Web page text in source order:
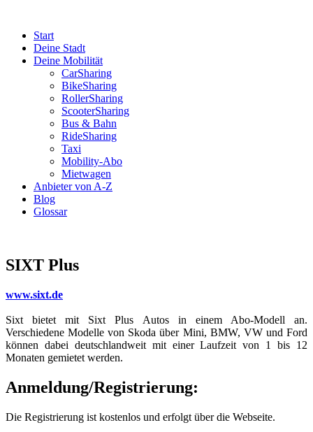
Start
Deine Stadt
Deine Mobilität
CarSharing
BikeSharing
RollerSharing
ScooterSharing
Bus & Bahn
RideSharing
Taxi
Mobility-Abo
Mietwagen
Anbieter von A-Z
Blog
Glossar
SIXT Plus
www.sixt.de
Sixt bietet mit Sixt Plus Autos in einem Abo-Modell an.
Verschiedene Modelle von Skoda über Mini, BMW, VW und Ford
können dabei deutschlandweit mit einer Laufzeit von 1 bis 12
Monaten gemietet werden.
Anmeldung/Registrierung:
Die Registrierung ist kostenlos und erfolgt über die Webseite.